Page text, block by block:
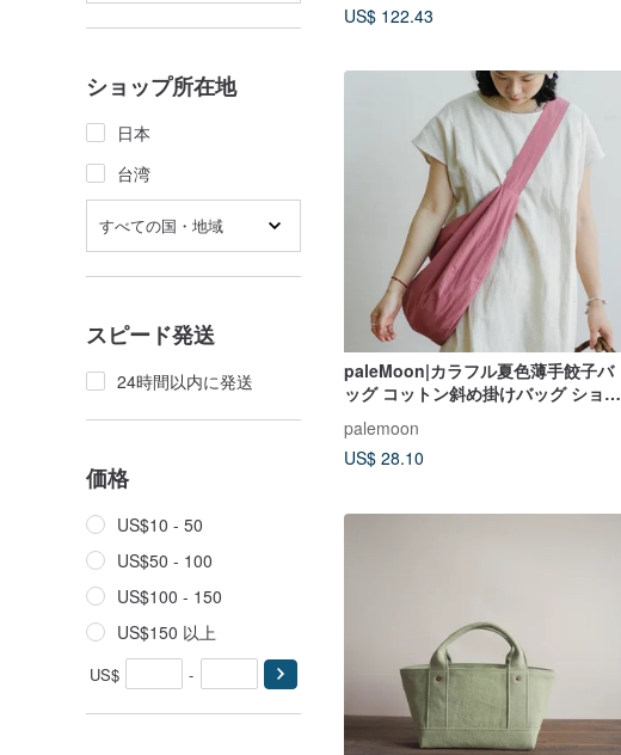
ショップ所在地
日本
台湾
すべての国・地域
スピード発送
24時間以内に発送
価格
US$10 - 50
US$50 - 100
US$100 - 150
US$150 以上
US$ -
US$ 122.43
paleMoon|カラフル夏色薄手餃子バ
ッグ コットン斜め掛けバッグ ショル
グ
palemoon
US$ 28.10